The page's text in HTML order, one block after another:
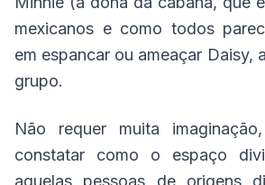
mexicanos e como todos
em espancar ou ameaçar Daisy,
grupo.
Não requer muita
constatar como o espaço
aquelas pessoas de origens